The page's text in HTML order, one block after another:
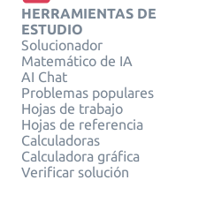
HERRAMIENTAS DE
ESTUDIO
Solucionador
Matemático de IA
AI Chat
Problemas populares
Hojas de trabajo
Hojas de referencia
Calculadoras
Calculadora gráfica
Verificar solución